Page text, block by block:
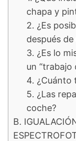
chapa y
2. ¿Es
después
3. ¿Es lo
un “trabajo
4. ¿Cuánto
5. ¿Las
coche?
B.